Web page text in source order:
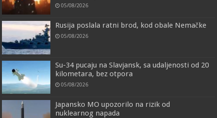
05/08/2026
Rusija poslala ratni brod, kod obale Nemačke
05/08/2026
Su-34 pucaju na Slavjansk, sa udaljenosti od 20
kilometara, bez otpora
05/08/2026
Japansko MO upozorilo na rizik od
nuklearnog napada